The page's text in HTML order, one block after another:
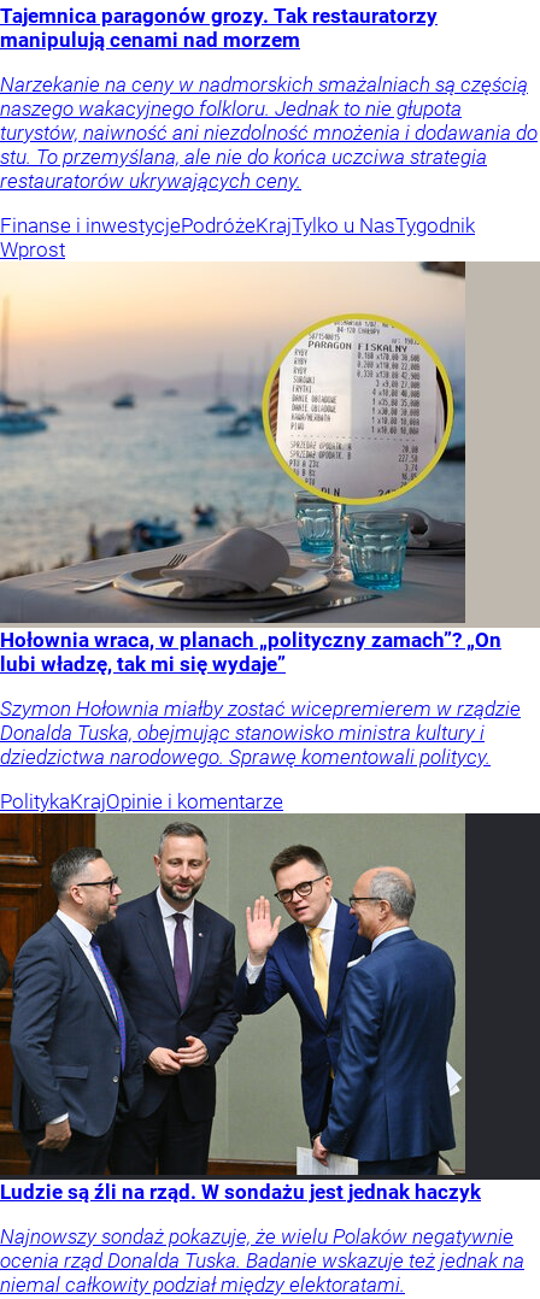
Tajemnica paragonów grozy. Tak restauratorzy
manipulują cenami nad morzem
Narzekanie na ceny w nadmorskich smażalniach są częścią
naszego wakacyjnego folkloru. Jednak to nie głupota
turystów, naiwność ani niezdolność mnożenia i dodawania do
stu. To przemyślana, ale nie do końca uczciwa strategia
restauratorów ukrywających ceny.
Finanse i inwestycjePodróżeKrajTylko u NasTygodnik
Wprost
Hołownia wraca, w planach „polityczny zamach”? „On
lubi władzę, tak mi się wydaje”
Szymon Hołownia miałby zostać wicepremierem w rządzie
Donalda Tuska, obejmując stanowisko ministra kultury i
dziedzictwa narodowego. Sprawę komentowali politycy.
PolitykaKrajOpinie i komentarze
Ludzie są źli na rząd. W sondażu jest jednak haczyk
Najnowszy sondaż pokazuje, że wielu Polaków negatywnie
ocenia rząd Donalda Tuska. Badanie wskazuje też jednak na
niemal całkowity podział między elektoratami.